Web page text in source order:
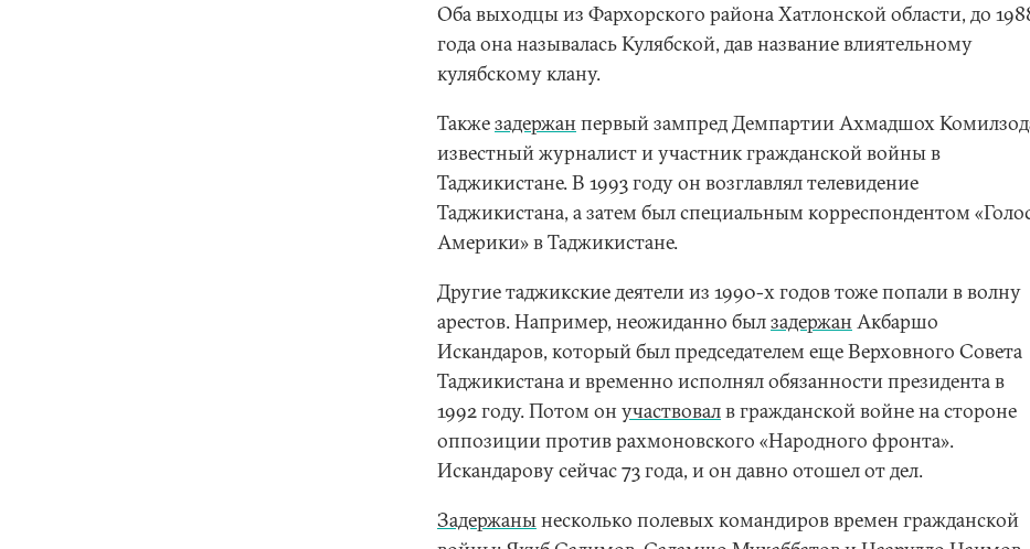
Оба выходцы из Фархорского района Хатлонской области, до
года она называлась Кулябской, дав название влиятельному
кулябскому клану.
Такжезадержан первый зампред Демпартии Ахмадшох
известный журналист и участник гражданской войны в
Таджикистане. В 1993 году он возглавлял телевидение
Таджикистана, а затем был специальным корреспондентом
Америки» в Таджикистане.
Другие таджикские деятели из 1990-х годов тоже попали в волну
арестов. Например, неожиданно былзадержан Акбаршо
Искандаров, который был председателем еще Верховного Совета
Таджикистана и временно исполнял обязанности президента в
1992 году. Потом он участвовалв гражданской войне на стороне
оппозиции против рахмоновского «Народного фронта».
Искандарову сейчас 73 года, и он давно отошел от дел.
Задержанынесколько полевых командиров времен гражданской